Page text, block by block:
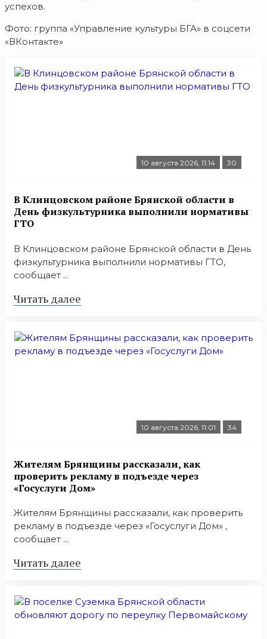
успехов.
Фото: группа «Управление культуры БГА» в соцсети
«ВКонтакте»
10 августа 2026, 11:14 30
В Клинцовском районе Брянской области в
День физкультурника выполнили нормативы
ГТО
В Клинцовском районе Брянской области в День
физкультурника выполнили нормативы ГТО,
сообщает ...
Читать далее
10 августа 2026, 11:01 34
Жителям Брянщины рассказали, как
проверить рекламу в подъезде через
«Госуслуги Дом»
Жителям Брянщины рассказали, как проверить
рекламу в подъезде через «Госуслуги Дом» ,
сообщает ...
Читать далее